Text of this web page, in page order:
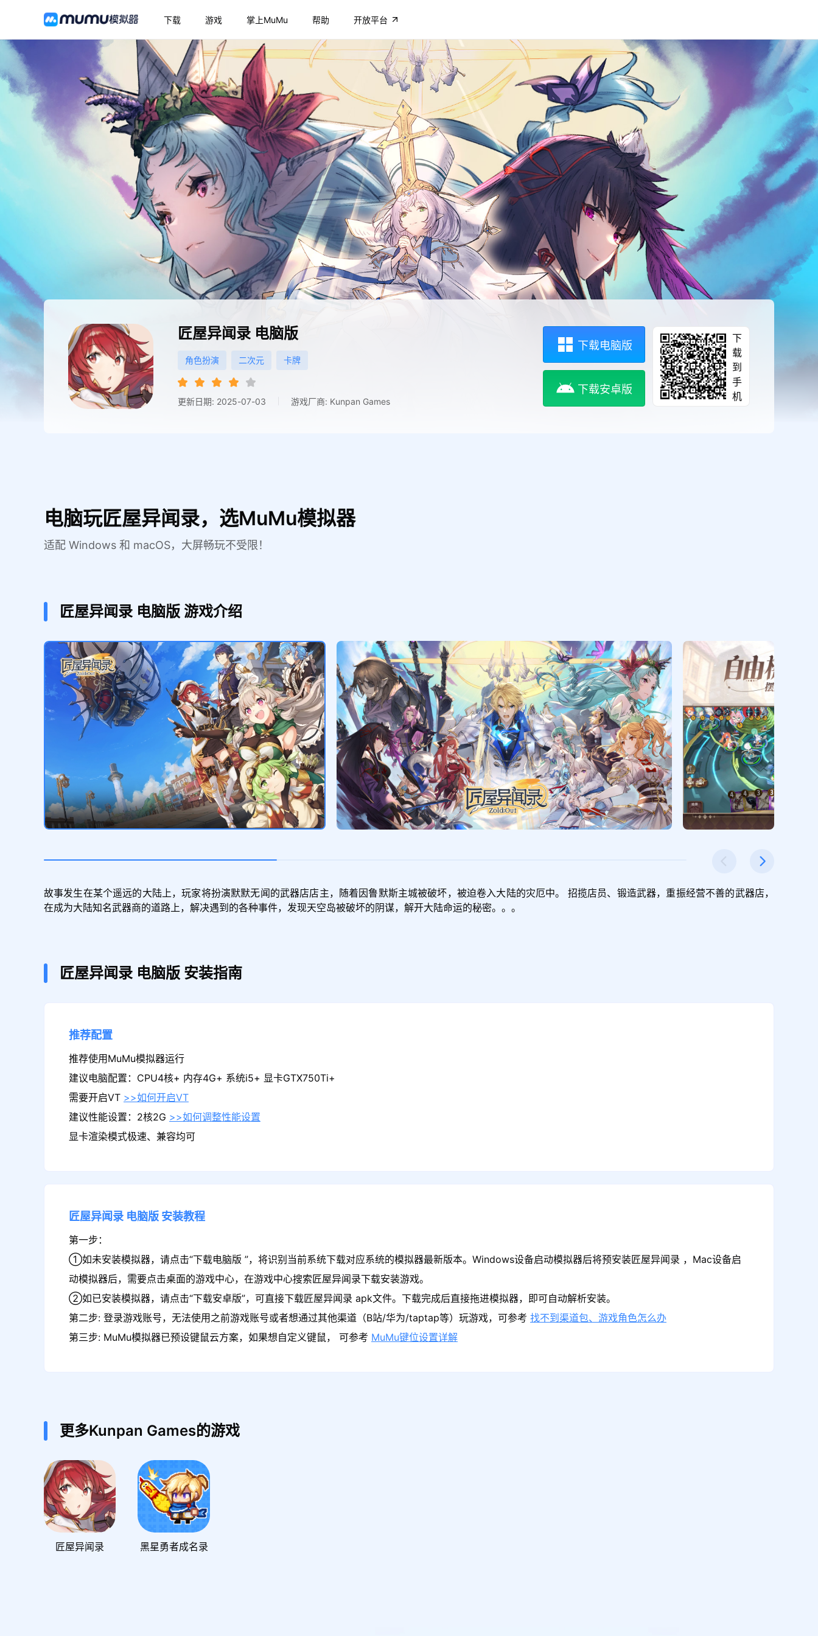
下载 游戏 掌上MuMu 帮助 开放平台
匠屋异闻录 电脑版
角色扮演 二次元 卡牌
更新日期: 2025-07-03 游戏厂商: Kunpan Games
下载电脑版
下载安卓版
下
载
到
手
机
电脑玩匠屋异闻录，选MuMu模拟器
适配 Windows 和 macOS，大屏畅玩不受限！
匠屋异闻录 电脑版 游戏介绍
故事发生在某个遥远的大陆上，玩家将扮演默默无闻的武器店店主，随着因鲁默斯主城被破坏，被迫卷入大陆的灾厄中。 招揽店员、锻造武器，重振经营不善的武器店，
在成为大陆知名武器商的道路上，解决遇到的各种事件，发现天空岛被破坏的阴谋，解开大陆命运的秘密。。。
匠屋异闻录 电脑版 安装指南
推荐配置
推荐使用MuMu模拟器运行
建议电脑配置：CPU4核+ 内存4G+ 系统i5+ 显卡GTX750Ti+
需要开启VT >>如何开启VT
建议性能设置：2核2G >>如何调整性能设置
显卡渲染模式极速、兼容均可
匠屋异闻录 电脑版 安装教程
第一步：
①如未安装模拟器，请点击“下载电脑版 ”，将识别当前系统下载对应系统的模拟器最新版本。Windows设备启动模拟器后将预安装匠屋异闻录 ，Mac设备启
动模拟器后，需要点击桌面的游戏中心，在游戏中心搜索匠屋异闻录下载安装游戏。
②如已安装模拟器，请点击“下载安卓版”，可直接下载匠屋异闻录 apk文件。下载完成后直接拖进模拟器，即可自动解析安装。
第二步: 登录游戏账号，无法使用之前游戏账号或者想通过其他渠道（B站/华为/taptap等）玩游戏，可参考 找不到渠道包、游戏角色怎么办
第三步: MuMu模拟器已预设键鼠云方案，如果想自定义键鼠， 可参考 MuMu键位设置详解
更多Kunpan Games的游戏
匠屋异闻录 黑星勇者成名录